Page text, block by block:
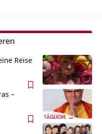
Reise
–